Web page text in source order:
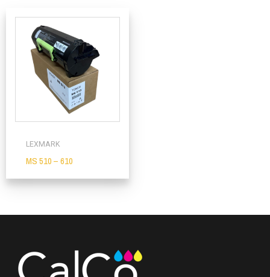
LEXMARK
MS 510 – 610